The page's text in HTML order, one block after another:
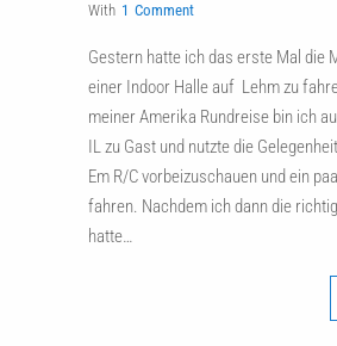
With 1 Comment
Gestern hatte ich das erste Mal die
einer Indoor Halle auf Lehm zu
meiner Amerika Rundreise bin ich
IL zu Gast und nutzte die
Em R/C vorbeizuschauen und ein
fahren. Nachdem ich dann die
hatte…